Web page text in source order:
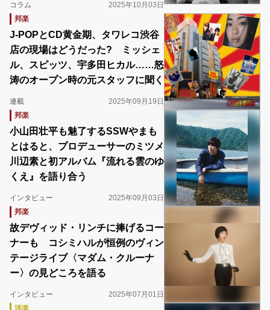
コラム
2025年10月03日
邦楽
J-POPとCD黄金期、タワレコ渋谷
店の現場はどうだった? ミッシェ
ル、スピッツ、宇多田ヒカル……怒
涛のオープン時の元スタッフに聞く
連載
2025年09月19日
邦楽
小山田壮平も魅了するSSWやまも
とはると、プロデューサーのミツメ
川辺素と初アルバム『流れる雲のゆ
くえ』を語り合う
インタビュー
2025年09月03日
邦楽
故デヴィッド・リンチに捧げるコー
ナーも コシミハルが恒例のヴィン
テージライブ〈マダム・クルーナ
ー〉の見どころを語る
インタビュー
2025年07月01日
洋楽